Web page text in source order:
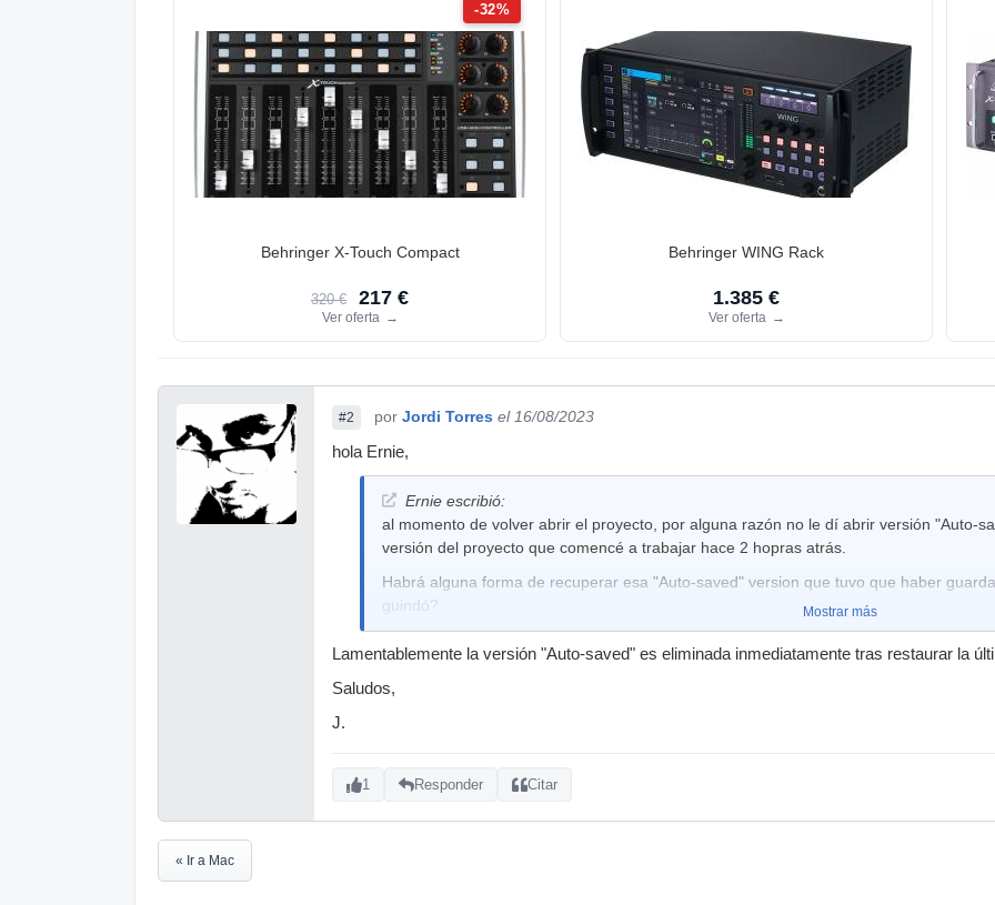
-32%
Behringer X-Touch Compact
320 € 217 €
Ver oferta →
Behringer WING Rack
1.385 €
Ver oferta →
#2 por Jordi Torres el 16/08/2023
hola Ernie,
Ernie escribió:
al momento de volver abrir el proyecto, por alguna razón no le dí abrir versión "Auto-
versión del proyecto que comencé a trabajar hace 2 hopras atrás.
Habrá alguna forma de recuperar esa "Auto-saved" version que tuvo que haber
guindó?
Mostrar más
Lamentablemente la versión "Auto-saved" es eliminada inmediatamente tras restaurar la
Saludos,
J.
1 Responder Citar
« Ir a Mac